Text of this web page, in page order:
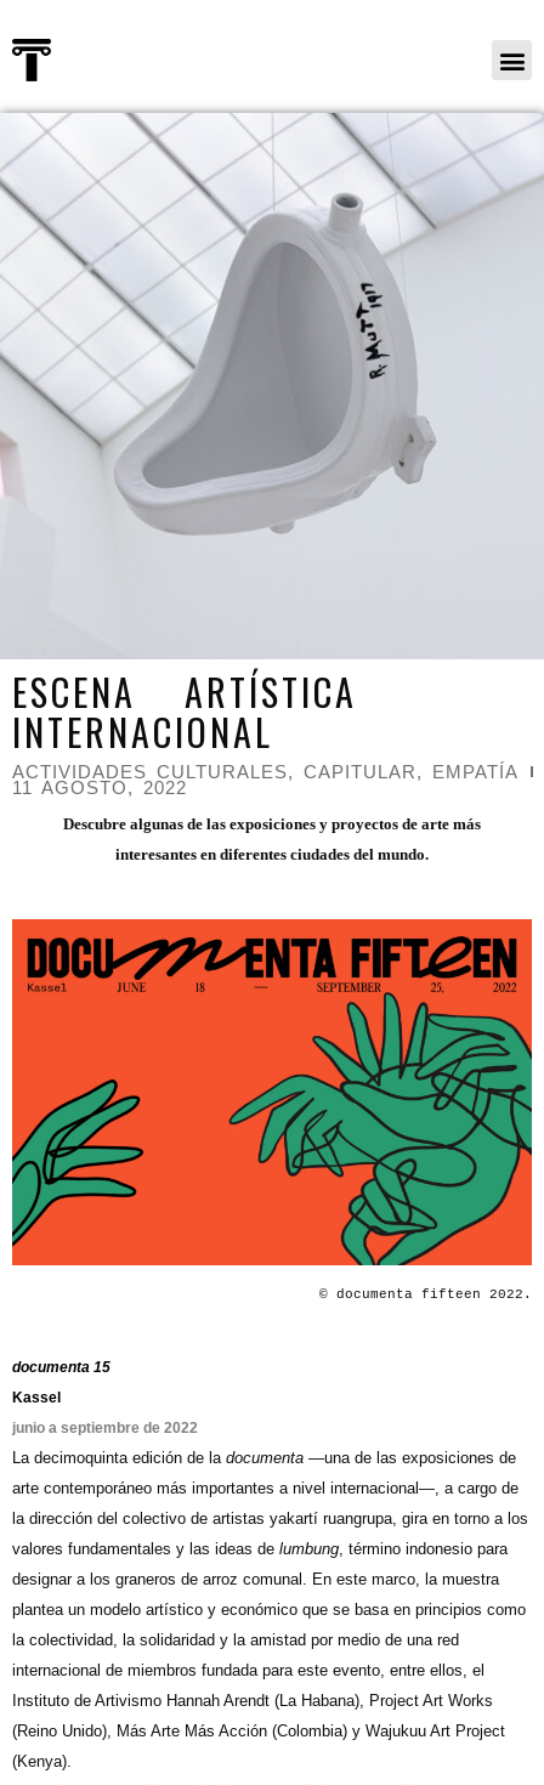
ESCENA ARTÍSTICA
INTERNACIONAL
ACTIVIDADES CULTURALES, CAPITULAR, EMPATÍA
11 AGOSTO, 2022
Descubre algunas de las exposiciones y proyectos de arte más
interesantes en diferentes ciudades del mundo.
© documenta fifteen 2022.
documenta 15
Kassel
junio a septiembre de 2022
La decimoquinta edición de la documenta —una de las exposiciones de
arte contemporáneo más importantes a nivel internacional—, a cargo de
la dirección del colectivo de artistas yakartí ruangrupa, gira en torno a los
valores fundamentales y las ideas de lumbung, término indonesio para
designar a los graneros de arroz comunal. En este marco, la muestra
plantea un modelo artístico y económico que se basa en principios como
la colectividad, la solidaridad y la amistad por medio de una red
internacional de miembros fundada para este evento, entre ellos, el
Instituto de Artivismo Hannah Arendt (La Habana), Project Art Works
(Reino Unido), Más Arte Más Acción (Colombia) y Wajukuu Art Project
(Kenya).